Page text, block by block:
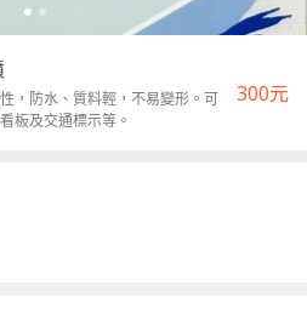
，防水、質料輕，不易變形。可
板及交通標示等。
300元